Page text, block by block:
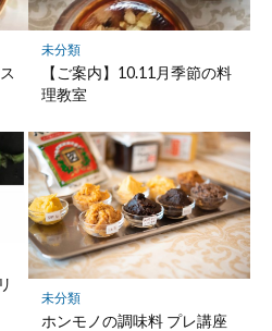
未分類
【ご案内】10.11月季節の料
理教室
未分類
ホンモノの調味料 プレ講座